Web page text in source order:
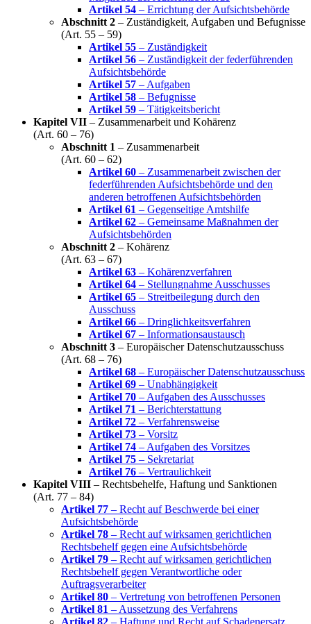
Artikel 54 – Errichtung der Aufsichtsbehörde
Abschnitt 2 – Zuständigkeit, Aufgaben und Befugnisse
(Art. 55 – 59)
Artikel 55 – Zuständigkeit
Artikel 56 – Zuständigkeit der federführenden
Aufsichtsbehörde
Artikel 57 – Aufgaben
Artikel 58 – Befugnisse
Artikel 59 – Tätigkeitsbericht
Kapitel VII – Zusammenarbeit und Kohärenz
(Art. 60 – 76)
Abschnitt 1 – Zusammenarbeit
(Art. 60 – 62)
Artikel 60 – Zusammenarbeit zwischen der
federführenden Aufsichtsbehörde und den
anderen betroffenen Aufsichtsbehörden
Artikel 61 – Gegenseitige Amtshilfe
Artikel 62 – Gemeinsame Maßnahmen der
Aufsichtsbehörden
Abschnitt 2 – Kohärenz
(Art. 63 – 67)
Artikel 63 – Kohärenzverfahren
Artikel 64 – Stellungnahme Ausschusses
Artikel 65 – Streitbeilegung durch den
Ausschuss
Artikel 66 – Dringlichkeitsverfahren
Artikel 67 – Informationsaustausch
Abschnitt 3 – Europäischer Datenschutzausschuss
(Art. 68 – 76)
Artikel 68 – Europäischer Datenschutzausschuss
Artikel 69 – Unabhängigkeit
Artikel 70 – Aufgaben des Ausschusses
Artikel 71 – Berichterstattung
Artikel 72 – Verfahrensweise
Artikel 73 – Vorsitz
Artikel 74 – Aufgaben des Vorsitzes
Artikel 75 – Sekretariat
Artikel 76 – Vertraulichkeit
Kapitel VIII – Rechtsbehelfe, Haftung und Sanktionen
(Art. 77 – 84)
Artikel 77 – Recht auf Beschwerde bei einer
Aufsichtsbehörde
Artikel 78 – Recht auf wirksamen gerichtlichen
Rechtsbehelf gegen eine Aufsichtsbehörde
Artikel 79 – Recht auf wirksamen gerichtlichen
Rechtsbehelf gegen Verantwortliche oder
Auftragsverarbeiter
Artikel 80 – Vertretung von betroffenen Personen
Artikel 81 – Aussetzung des Verfahrens
Artikel 82 – Haftung und Recht auf Schadenersatz